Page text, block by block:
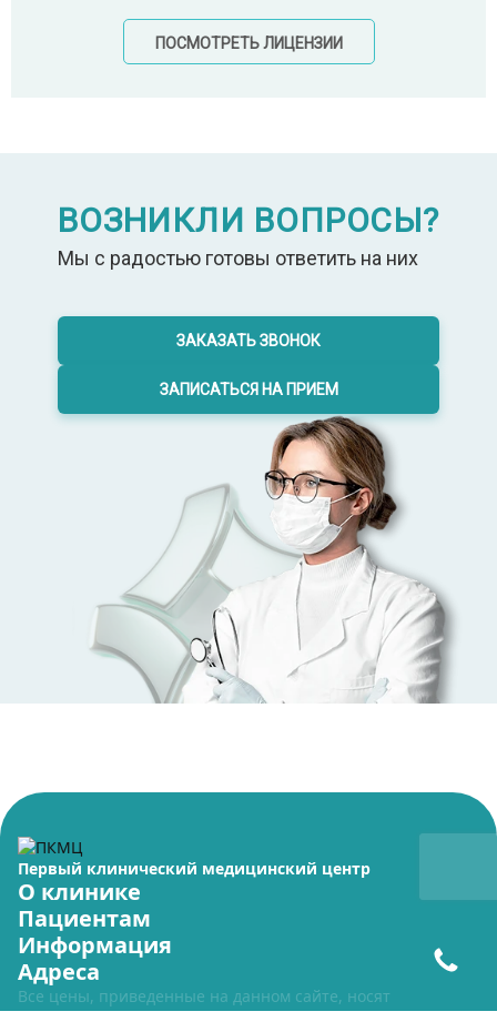
ПОСМОТРЕТЬ ЛИЦЕНЗИИ
ВОЗНИКЛИ ВОПРОСЫ?
Мы с радостью готовы ответить на них
ЗАКАЗАТЬ ЗВОНОК
ЗАПИСАТЬСЯ НА ПРИЕМ
Первый клинический медицинский центр
О клинике
Пациентам
Информация
Адреса
Все цены, приведенные на данном сайте, носят
исключительно информационный характер и ни при каких